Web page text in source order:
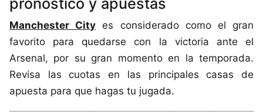
pronóstico y apuestas
Manchester City es considerado como el gran
favorito para quedarse con la victoria ante el
Arsenal, por su gran momento en la temporada.
Revisa las cuotas en las principales casas de
apuesta para que hagas tu jugada.